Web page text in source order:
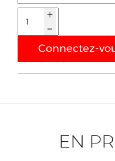
Connectez-
EN